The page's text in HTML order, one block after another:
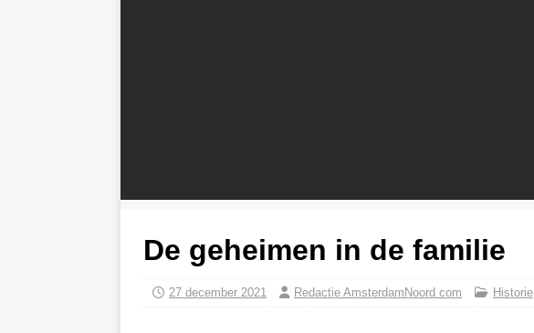
De geheimen in de familie
27 december 2021 Redactie AmsterdamNoord com Historie